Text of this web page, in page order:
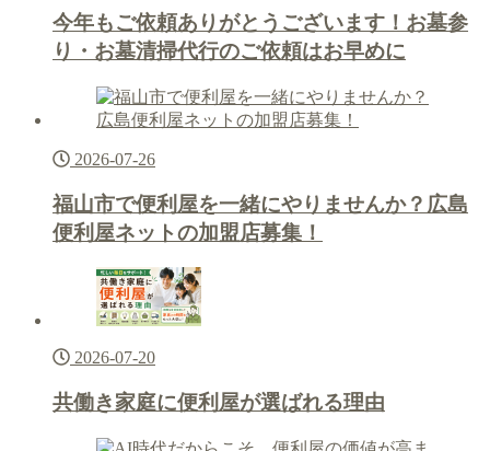
今年もご依頼ありがとうございます！お墓参
り・お墓清掃代行のご依頼はお早めに
2026-07-26
福山市で便利屋を一緒にやりませんか？広島
便利屋ネットの加盟店募集！
2026-07-20
共働き家庭に便利屋が選ばれる理由